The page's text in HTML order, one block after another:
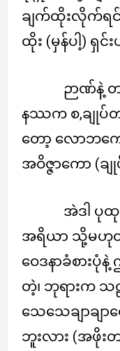
ချက်ထိုးလိုက်ရ
ထိုး (မှန်ပါ့) ရှင်း
ဉာဏ်နဲ့
နဿက စ,ချုပ်တ
တော့ လောဘက
အဝိဇ္ဇာကော (ခ
အဲဒါ ပုထု
အရိယာ သို့မဟု
ဝေဒနာခံစားပုံ
တဲ့၊ ဘုရားက
သေသေချာချ
ဘူးလား (အဖိုး